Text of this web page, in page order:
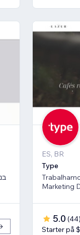
ES, BR
Type
Marketing
5.0 (44)
Starter på